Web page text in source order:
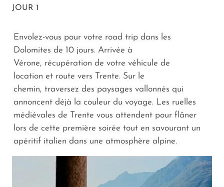
JOUR 1
Envolez-vous pour votre road trip dans les
Dolomites de 10 jours. Arrivée à
Vérone, récupération de votre véhicule de
location et route vers Trente. Sur le
chemin, traversez des paysages vallonnés qui
annoncent déjà la couleur du voyage. Les ruelles
médiévales de Trente vous attendent pour flâner
lors de cette première soirée tout en savourant un
apéritif italien dans une atmosphère alpine.